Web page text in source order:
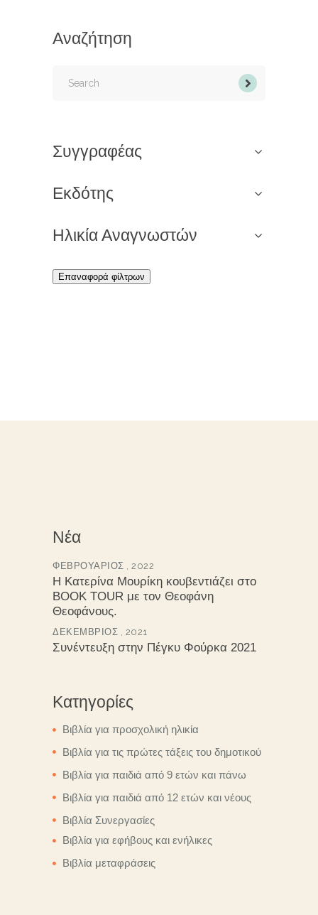
Αναζήτηση
Συγγραφέας
Εκδότης
Ηλικία Αναγνωστών
Επαναφορά φίλτρων
Νέα
ΦΕΒΡΟΥΆΡΙΟΣ , 2022
Η Κατερίνα Μουρίκη κουβεντιάζει στο
BOOK TOUR με τον Θεοφάνη
Θεοφάνους.
ΔΕΚΈΜΒΡΙΟΣ , 2021
Συνέντευξη στην Πέγκυ Φούρκα 2021
Κατηγορίες
Βιβλία για προσχολική ηλικία
Βιβλία για τις πρώτες τάξεις του δημοτικού
Βιβλία για παιδιά από 9 ετών και πάνω
Βιβλία για παιδιά από 12 ετών και νέους
Βιβλία Συνεργασίες
Βιβλία για εφήβους και ενήλικες
Βιβλία μεταφράσεις